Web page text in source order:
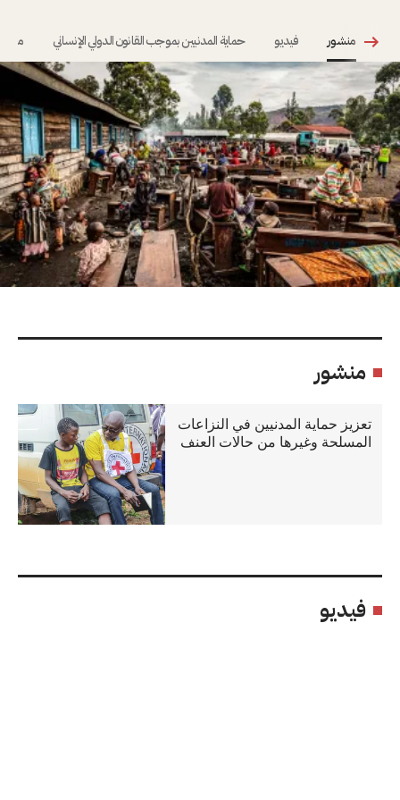
منشور فيديو حماية المدنيين بموجب القانون الدولي الإنساني ماذا
منشور
تعزيز حماية المدنيين في النزاعات
المسلحة وغيرها من حالات العنف
فيديو